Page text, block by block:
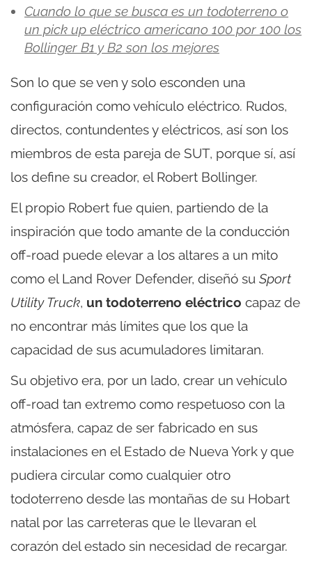
Cuando lo que se busca es un todoterreno o
un pick up eléctrico americano 100 por 100 los
Bollinger B1 y B2 son los mejores
Son lo que se ven y solo esconden una
configuración como vehículo eléctrico. Rudos,
directos, contundentes y eléctricos, así son los
miembros de esta pareja de SUT, porque sí, así
los define su creador, el Robert Bollinger.
El propio Robert fue quien, partiendo de la
inspiración que todo amante de la conducción
off-road puede elevar a los altares a un mito
como el Land Rover Defender, diseñó su Sport
Utility Truck, un todoterreno eléctrico capaz de
no encontrar más límites que los que la
capacidad de sus acumuladores limitaran.
Su objetivo era, por un lado, crear un vehículo
off-road tan extremo como respetuoso con la
atmósfera, capaz de ser fabricado en sus
instalaciones en el Estado de Nueva York y que
pudiera circular como cualquier otro
todoterreno desde las montañas de su Hobart
natal por las carreteras que le llevaran el
corazón del estado sin necesidad de recargar.